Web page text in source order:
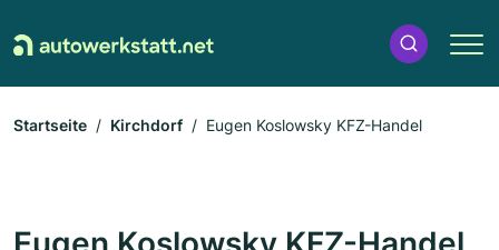
Startseite Kirchdorf Eugen Koslowsky KFZ-Handel